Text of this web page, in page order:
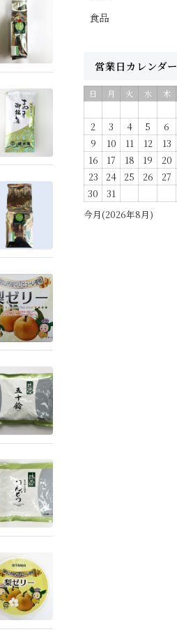
食品
営業日カレンダー
今月(2026年8月)
日 月 火 水 木
2
3 4 5 6
9
10 11 12 13
16
17 18 19 20
23
24 25 26 27
30
31